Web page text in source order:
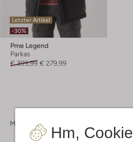
Hm,
Letzter Artikel
-30%
Pme Legend
Parkas
€ 399,99 € 279,99
Marken